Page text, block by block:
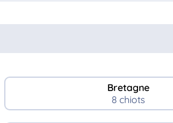
Bretagne
8 chiots